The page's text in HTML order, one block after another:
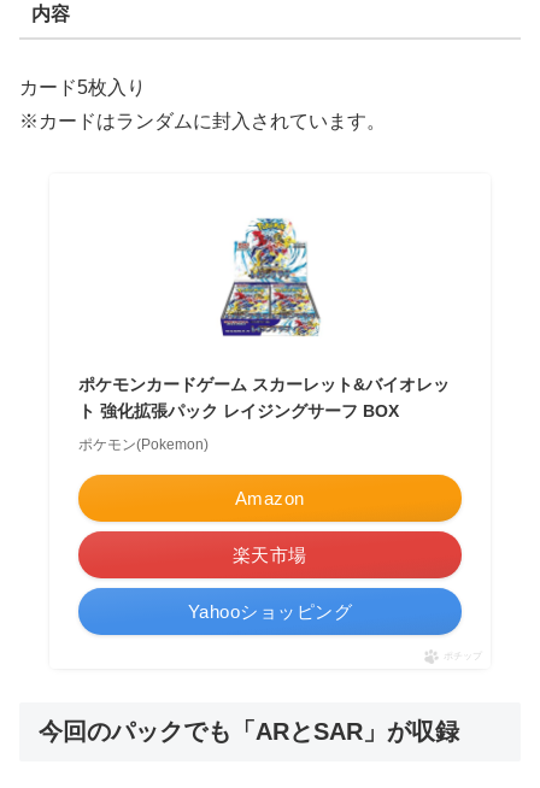
内容
カード5枚入り
※カードはランダムに封入されています。
ポケモンカードゲーム スカーレット&バイオレッ
ト 強化拡張パック レイジングサーフ BOX
ポケモン(Pokemon)
Amazon
楽天市場
Yahooショッピング
ポチップ
今回のパックでも「ARとSAR」が収録